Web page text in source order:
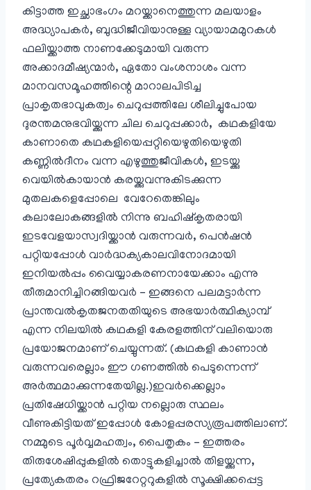
കിട്ടാത്ത ഇച്ഛാഭംഗം മറയ്ക്കാനെത്തുന്ന മലയാളം
അദ്ധ്യാപകർ, ബുദ്ധിജീവിയാനുള്ള വ്യായാമമുറകൾ
ഫലിയ്ക്കാത്ത നാണക്കേടുമായി വരുന്ന
അക്കാദമീഷ്യന്മാർ, ഏതോ വംശനാശം വന്ന
മാനവസമൂഹത്തിന്റെ മാറാലപിടിച്ച
പ്രാകൃതഭാവുകത്വം ചെറുപ്പത്തിലേ ശീലിച്ചുപോയ
ദുരന്തമനുഭവിയ്ക്കുന്ന ചില ചെറുപ്പക്കാർ, കഥകളിയേ
കാണാതെ കഥകളിയെപ്പറ്റിയെഴുതിയെഴുതി
കണ്ണിൽ‌ദീനം വന്ന എഴുത്തുജീവികൾ, ഇടയ്ക്കു
വെയിൽ‌കായാൻ കരയ്ക്കുവന്നുകിടക്കുന്ന
മുതലകളെപ്പോലെ വേറേതെങ്കിലും
കലാലോകങ്ങളിൽ നിന്നു ബഹിഷ്കൃതരായി
ഇടവേളയാസ്വദിയ്ക്കാൻ വരുന്നവർ, പെൻഷൻ
പറ്റിയപ്പോൾ വാർദ്ധക്യകാലവിനോദമായി
ഇനിയൽ‌പ്പം വൈയ്യാകരണനായേക്കാം എന്നു
തീരുമാനിച്ചിറങ്ങിയവർ – ഇങ്ങനെ പലമട്ടാർന്ന
പ്രാന്തവൽകൃതജനതതിയുടെ അഭയാർത്ഥിക്യാമ്പ്
എന്ന നിലയിൽ കഥകളി കേരളത്തിന് വലിയൊരു
പ്രയോജനമാണ് ചെയ്യുന്നത്. (കഥകളി കാണാൻ
വരുന്നവരെല്ലാം ഈ ഗണത്തിൽ പെടുന്നെന്ന്
അർത്ഥമാക്കുന്നതേയില്ല.)ഇവർക്കെല്ലാം
പ്രതിഷേധിയ്ക്കാൻ പറ്റിയ നല്ലൊരു സ്ഥലം
വീണുകിട്ടിയത് ഇപ്പോൾ കോളപ്പരസ്യരൂപത്തിലാണ്.
നമ്മുടെ പൂർവ്വമഹത്വം, പൈതൃകം – ഇത്തരം
തിരുശേഷിപ്പുകളിൽ തൊട്ടുകളിച്ചാൽ തിളയ്ക്കുന്ന,
പ്രത്യേകതരം റഫ്രിജറേറ്ററുകളിൽ സൂക്ഷിക്കപ്പെട്ട